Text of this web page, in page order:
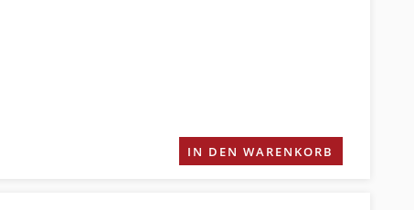
IN DEN WARENKORB